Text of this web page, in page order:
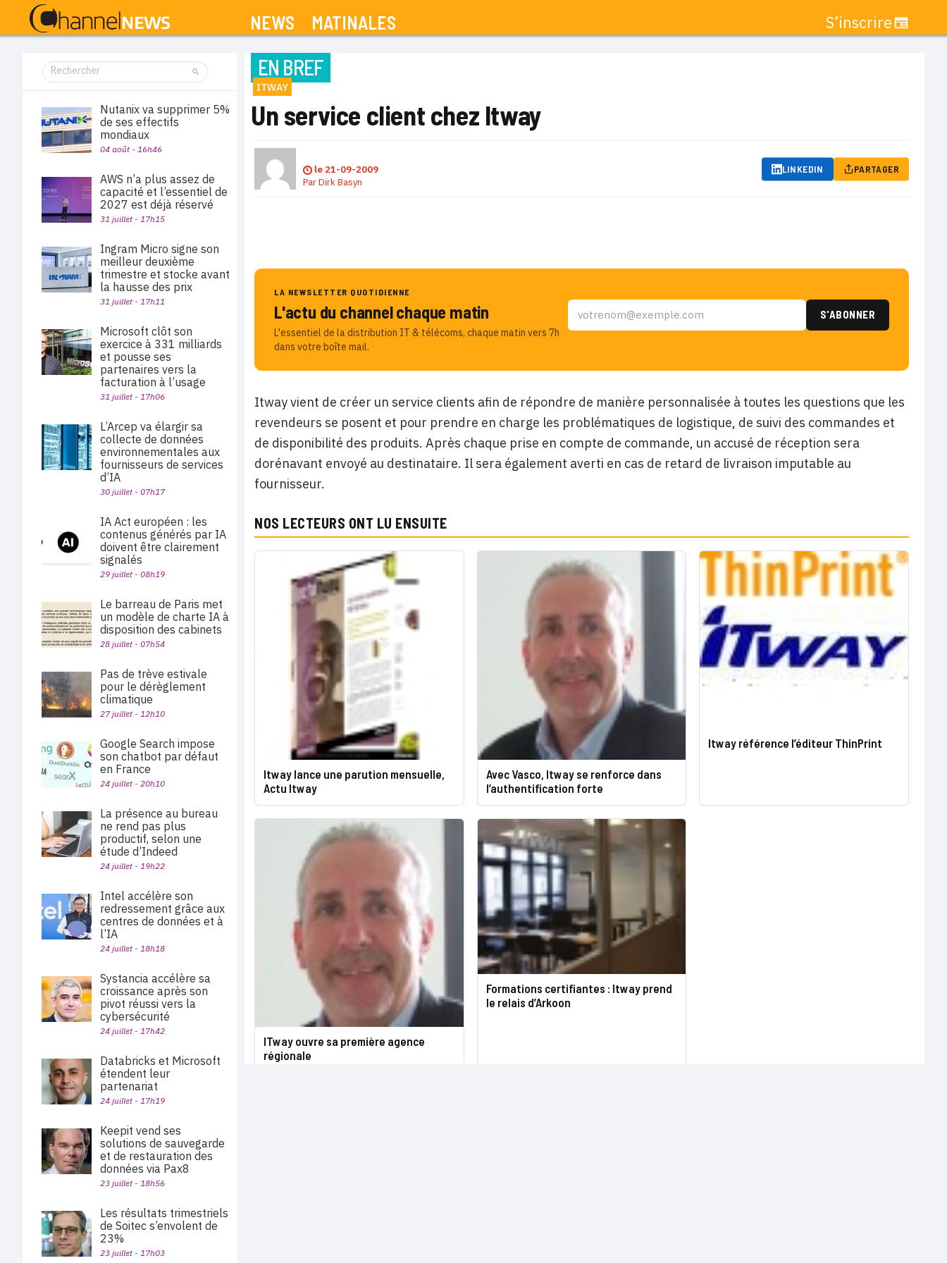
NEWS MATINALES S’inscrire
EN BREF
ITWAY
Un service client chez Itway
le 21-09-2009
ParDirk Basyn
LINKEDIN PARTAGER
LA NEWSLETTER QUOTIDIENNE
L'actu du channel chaque matin
L'essentiel de la distribution IT & télécoms, chaque matin vers 7h
dans votre boîte mail.
Itway vient de créer un service clients afin de répondre de manière personnalisée à toutes les questions que les
revendeurs se posent et pour prendre en charge les problématiques de logistique, de suivi des commandes et
de disponibilité des produits. Après chaque prise en compte de commande, un accusé de réception sera
dorénavant envoyé au destinataire. Il sera également averti en cas de retard de livraison imputable au
fournisseur.
NOS LECTEURS ONT LU ENSUITE
Itway lance une parution mensuelle,
Actu Itway
Avec Vasco, Itway se renforce dans
l’authentification forte
Itway référence l’éditeur ThinPrint
ITway ouvre sa première agence
régionale
Formations certifiantes : Itway prend
le relais d’Arkoon
Nutanix va supprimer 5%
de ses effectifs
mondiaux
04 août - 16h46
AWS n’a plus assez de
capacité et l’essentiel de
2027 est déjà réservé
31 juillet - 17h15
Ingram Micro signe son
meilleur deuxième
trimestre et stocke avant
la hausse des prix
31 juillet - 17h11
Microsoft clôt son
exercice à 331 milliards
et pousse ses
partenaires vers la
facturation à l’usage
31 juillet - 17h06
L’Arcep va élargir sa
collecte de données
environnementales aux
fournisseurs de services
d’IA
30 juillet - 07h17
IA Act européen : les
contenus générés par IA
doivent être clairement
signalés
29 juillet - 08h19
Le barreau de Paris met
un modèle de charte IA à
disposition des cabinets
28 juillet - 07h54
Pas de trève estivale
pour le dérèglement
climatique
27 juillet - 12h10
Google Search impose
son chatbot par défaut
en France
24 juillet - 20h10
La présence au bureau
ne rend pas plus
productif, selon une
étude d’Indeed
24 juillet - 19h22
Intel accélère son
redressement grâce aux
centres de données et à
l’IA
24 juillet - 18h18
Systancia accélère sa
croissance après son
pivot réussi vers la
cybersécurité
24 juillet - 17h42
Databricks et Microsoft
étendent leur
partenariat
24 juillet - 17h19
Keepit vend ses
solutions de sauvegarde
et de restauration des
données via Pax8
23 juillet - 18h56
Les résultats trimestriels
de Soitec s’envolent de
23%
23 juillet - 17h03